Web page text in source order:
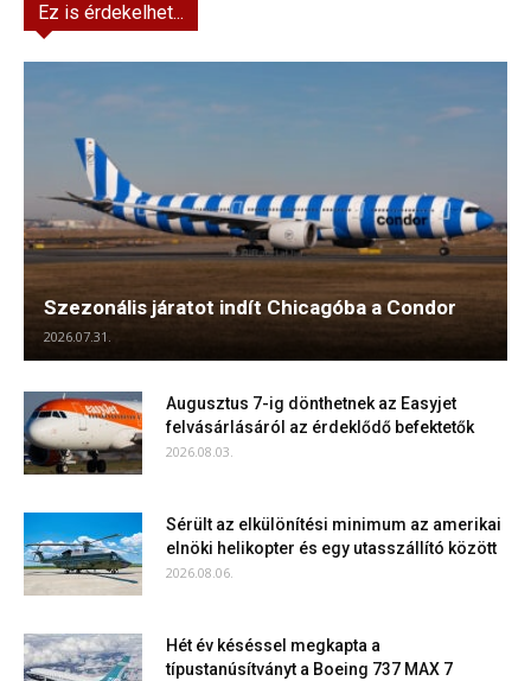
Ez is érdekelhet...
Szezonális járatot indít Chicagóba a Condor
2026.07.31.
Augusztus 7-ig dönthetnek az Easyjet
felvásárlásáról az érdeklődő befektetők
2026.08.03.
Sérült az elkülönítési minimum az amerikai
elnöki helikopter és egy utasszállító között
2026.08.06.
Hét év késéssel megkapta a
típustanúsítványt a Boeing 737 MAX 7